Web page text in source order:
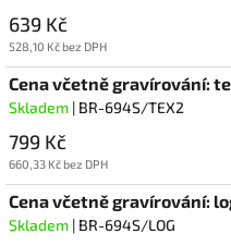
639 Kč
528,10 Kč bez DPH
Cena včetně gravírování:
Skladem | BR-694S/TEX2
799 Kč
660,33 Kč bez DPH
Cena včetně gravírování:
Skladem | BR-694S/LOG